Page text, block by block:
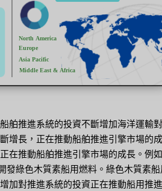
舶推進系統的投資不斷增加海洋運輸
增長，正在推動船舶推進引擎市場的
在推動船舶推進引擎市場的成長。例
發綠色木質素船用燃料。綠色木質素
加對推進系統的投資正在推動船用推